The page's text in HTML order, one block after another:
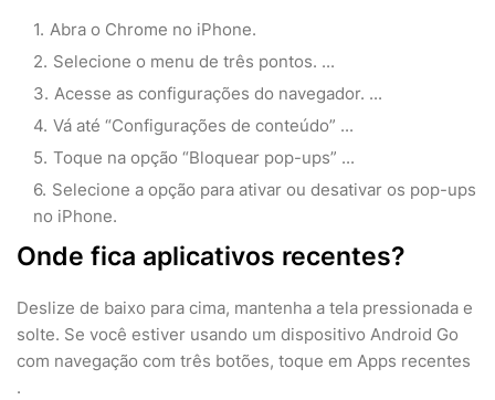
Abra o Chrome no iPhone.
Selecione o menu de três pontos. ...
Acesse as configurações do navegador. ...
Vá até “Configurações de conteúdo” ...
Toque na opção “Bloquear pop-ups” ...
Selecione a opção para ativar ou desativar os pop-ups
no iPhone.
Onde fica aplicativos recentes?
Deslize de baixo para cima, mantenha a tela pressionada e
solte. Se você estiver usando um dispositivo Android Go
com navegação com três botões, toque em Apps recentes
.